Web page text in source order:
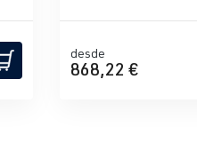
desde
868,22 €